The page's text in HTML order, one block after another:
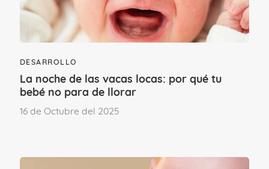
¿Te ha gustado este contenido?
esperaba
DESARROLLO
La noche de las vacas locas: por qué tu
bebé no para de llorar
16 de Octubre del 2025